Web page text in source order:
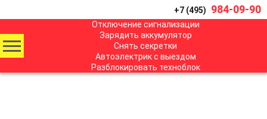
+7 (495) 984-09-90
Отключение сигнализации
Зарядить аккумулятор
Снять секретки
Автоэлектрик с выездом
Разблокировать техноблок